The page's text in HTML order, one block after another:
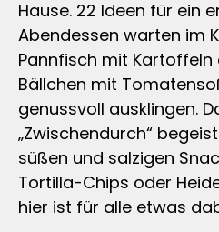
Hause. 22 Ideen für ein
Abendessen warten im
Pannfisch mit
Bällchen mit
genussvoll ausklingen.
„Zwischendurch“
süßen und salzigen
Tortilla-Chips oder
hier ist für alle etwas